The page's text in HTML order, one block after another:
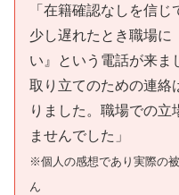
「在籍確認なしを信
少し遅れたとき職場に
い』という電話が来ま
取り立てのための連絡
りました。職場での立
ませんでした」
※個人の感想であり実際の
ん